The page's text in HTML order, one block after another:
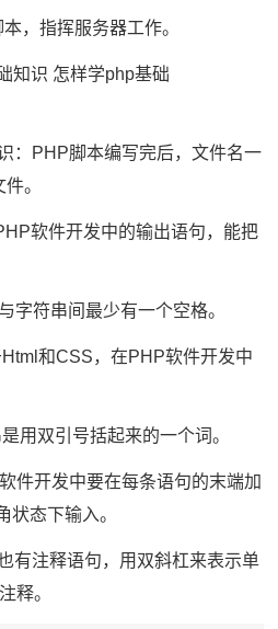
，指挥服务器工作。
：PHP脚本编写完后，文件名一
。
软件开发中的输出语句，能把
字符串间最少有一个空格。
和CSS，在PHP软件开发中
用双引号括起来的一个词。
件开发中要在每条语句的末端加
状态下输入。
有注释语句，用双斜杠来表示单
释。